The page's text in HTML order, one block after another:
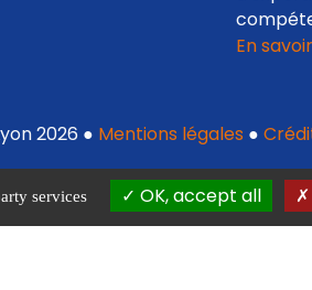
En
2026 ● Mentions légales ●
services OK, accept all